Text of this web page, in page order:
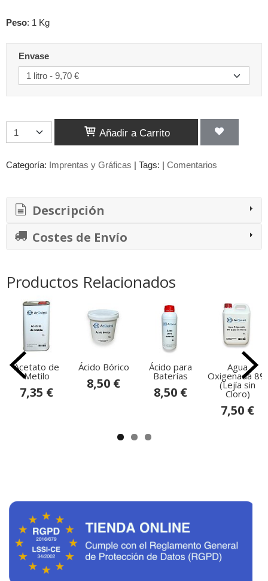
Peso: 1 Kg
Envase
Añadir a Carrito
Categoría: Imprentas y Gráficas | Tags: | Comentarios
Descripción
Costes de Envío
Productos Relacionados
Acetato de
Metilo
7,35 €
Ácido Bórico
8,50 €
Ácido para
Baterías
8,50 €
Agua
Oxigenada 8%
(Lejía sin
Cloro)
7,50 €